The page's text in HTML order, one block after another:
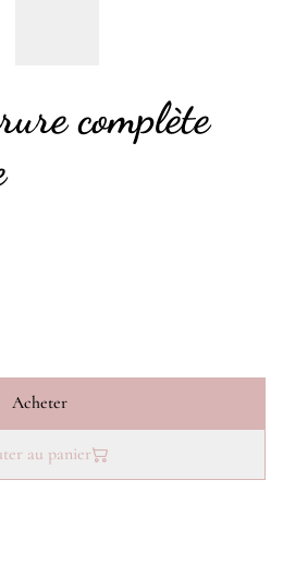
complète
Acheter
au panier